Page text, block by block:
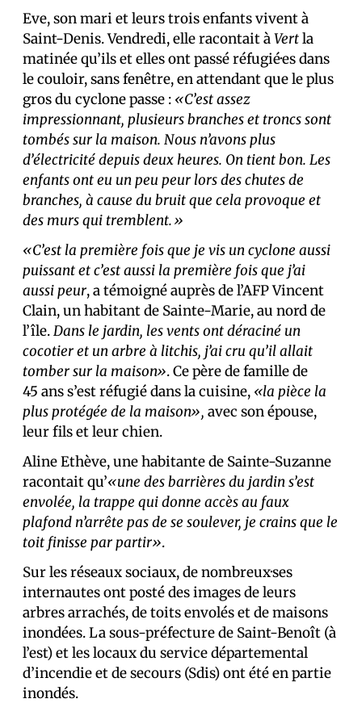
Eve, son mari et leurs trois enfants vivent à
Saint-Denis. Vendredi, elle racontait àVertla
matinée qu’ils et elles ont passé réfugié·es dans
le couloir, sans fenêtre, en attendant que le plus
gros du cyclone passe : «C’est assez
impressionnant, plusieurs branches et troncs sont
tombés sur la maison. Nous n’avons plus
d’électricité depuis deux heures. On tient bon. Les
enfants ont eu un peu peur lors des chutes de
branches, à cause du bruit que cela provoque et
des murs qui tremblent.»
«C’est la première fois que je vis un cyclone aussi
puissant et c’est aussi la première fois que j’ai
aussi peur, a témoigné auprès de l’AFP Vincent
Clain, un habitant de Sainte-Marie, au nord de
l’île.Dans le jardin, les vents ont déraciné un
cocotier et un arbre à litchis, j’ai cru qu’il allait
tomber sur la maison». Ce père de famille de
45 ans s’est réfugié dans la cuisine, «la pièce la
plus protégée de la maison», avec son épouse,
leur fils et leur chien.
Aline Ethève, une habitante de Sainte-Suzanne
racontait qu’«une des barrières du jardin s’est
envolée, la trappe qui donne accès au faux
plafond n’arrête pas de se soulever, je crains que le
toit finisse par partir».
Sur les réseaux sociaux, de nombreux·ses
internautes ont posté des images de leurs
arbres arrachés, de toits envolés et de maisons
inondées. La sous-préfecture de Saint-Benoît (à
l’est) et les locaux du service départemental
d’incendie et de secours (Sdis) ont été en partie
inondés.